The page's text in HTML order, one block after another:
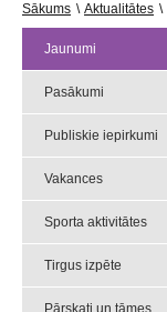
Sākums \ Aktualitātes \
Jaunumi
Pasākumi
Publiskie iepirkumi
Vakances
Sporta aktivitātes
Tirgus izpēte
Pārskati un tāmes